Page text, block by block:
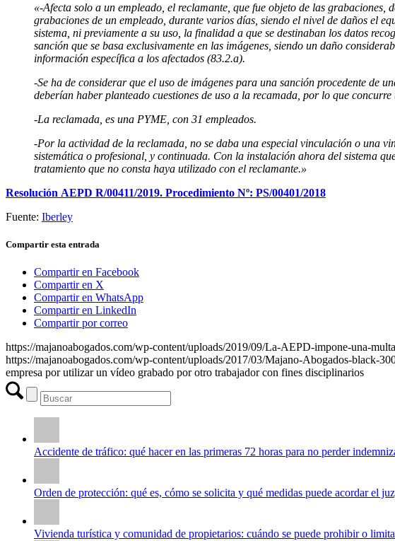
«-Afecta solo a un empleado, el reclamante, que fue objeto de las
grabaciones de un empleado, durante varios días, siendo el nivel de daños el
sistema, ni previamente a su uso, la finalidad a que se destinaban los datos
sanción que se basa exclusivamente en las imágenes, siendo un daño
información específica a los afectados (83.2.a).
-Se ha de considerar que el uso de imágenes para una sanción procedente de
deberían haber planteado cuestiones de uso a la recamada, por lo que
-La reclamada, es una PYME, con 31 empleados.
-Por la actividad de la reclamada, no se daba una especial vinculación o una
sistemática o profesional, y continuada. Con la instalación ahora del sistema
tratamiento que no consta haya utilizado con el reclamante.»
Resolución AEPD R/00411/2019. Procedimiento Nº: PS/00401/2018
Fuente: Iberley
Compartir esta entrada
Compartir en Facebook
Compartir en X
Compartir en WhatsApp
Compartir en LinkedIn
Compartir por correo
https://majanoabogados.com/wp-content/uploads/2019/09/La-AEPD-impone-una-
https://majanoabogados.com/wp-content/uploads/2017/03/Majano-Abogados-black-
empresa por utilizar un vídeo grabado por otro trabajador con fines disciplinarios
Accidente de tráfico: qué hacer en las primeras 72 horas para no perder
Orden de protección: qué es, cómo se solicita y qué medidas puede acordar el
Vivienda turística y comunidad de propietarios: cuándo se puede prohibir o